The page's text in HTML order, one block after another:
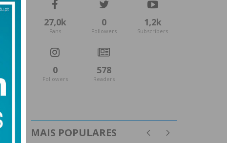
27,0k
Fans
0
Followers
1,2k
Subscribers
0
Followers
578
Readers
MAIS POPULARES